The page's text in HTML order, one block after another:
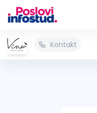
Kontakt